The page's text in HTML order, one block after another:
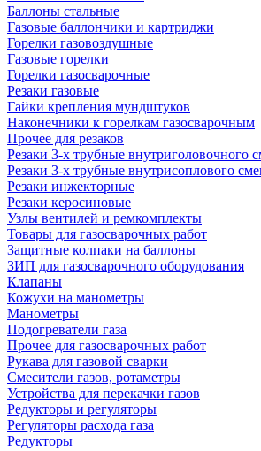
Баллоны стальные
Газовые баллончики и картриджи
Горелки газовоздушные
Газовые горелки
Горелки газосварочные
Резаки газовые
Гайки крепления мундштуков
Наконечники к горелкам газосварочным
Прочее для резаков
Резаки 3-х трубные внутриголовочного
Резаки 3-х трубные внутрисоплового
Резаки инжекторные
Резаки керосиновые
Узлы вентилей и ремкомплекты
Товары для газосварочных работ
Защитные колпаки на баллоны
ЗИП для газосварочного оборудования
Клапаны
Кожухи на манометры
Манометры
Подогреватели газа
Прочее для газосварочных работ
Рукава для газовой сварки
Смесители газов, ротаметры
Устройства для перекачки газов
Редукторы и регуляторы
Регуляторы расхода газа
Редукторы